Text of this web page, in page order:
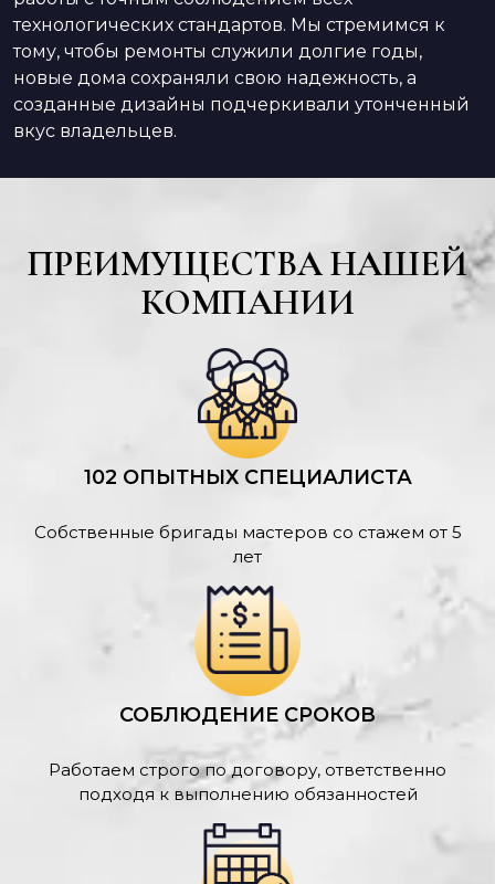
технологических стандартов. Мы стремимся к
тому, чтобы ремонты служили долгие годы,
новые дома сохраняли свою надежность, а
созданные дизайны подчеркивали утонченный
вкус владельцев.
ПРЕИМУЩЕСТВА НАШЕЙ
КОМПАНИИ
102 ОПЫТНЫХ СПЕЦИАЛИСТА
Собственные бригады мастеров со стажем от 5
лет
СОБЛЮДЕНИЕ СРОКОВ
Работаем строго по договору, ответственно
подходя к выполнению обязанностей